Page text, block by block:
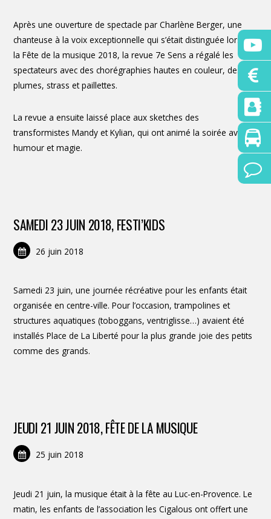
Après une ouverture de spectacle par Charlène Berger, une
chanteuse à la voix exceptionnelle qui s’était distinguée lors de
la Fête de la musique 2018, la revue 7e Sens a régalé les
spectateurs avec des chorégraphies hautes en couleur, des
plumes, strass et paillettes.
La revue a ensuite laissé place aux sketches des
transformistes Mandy et Kylian, qui ont animé la soirée avec
humour et magie.
SAMEDI 23 JUIN 2018, FESTI’KIDS
26 juin 2018
Samedi 23 juin, une journée récréative pour les enfants était
organisée en centre-ville. Pour l’occasion, trampolines et
structures aquatiques (toboggans, ventriglisse…) avaient été
installés Place de La Liberté pour la plus grande joie des petits
comme des grands.
JEUDI 21 JUIN 2018, FÊTE DE LA MUSIQUE
25 juin 2018
Jeudi 21 juin, la musique était à la fête au Luc-en-Provence. Le
matin, les enfants de l’association les Cigalous ont offert une